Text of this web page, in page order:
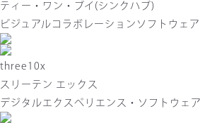
ティー・ワン・ブイ(シンクハブ)
ビジュアルコラボレーションソフトウェア
three10x
スリーテン エックス
デジタルエクスペリエンス・ソフトウェア